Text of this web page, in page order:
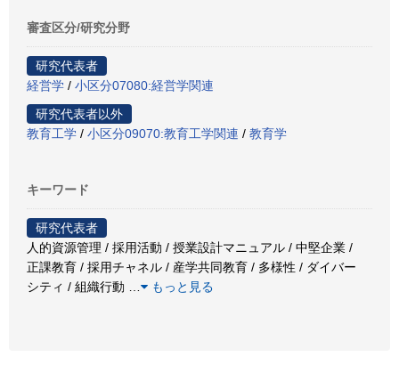
審査区分/研究分野
研究代表者
経営学 / 小区分07080:経営学関連
研究代表者以外
教育工学 / 小区分09070:教育工学関連 / 教育学
キーワード
研究代表者
人的資源管理 / 採用活動 / 授業設計マニュアル / 中堅企業 /
正課教育 / 採用チャネル / 産学共同教育 / 多様性 / ダイバー
シティ / 組織行動
もっと見る